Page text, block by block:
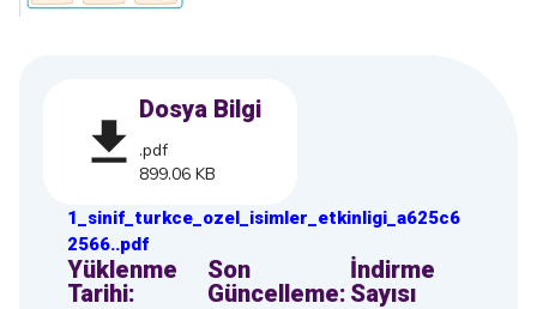
Dosya Bilgi
.pdf
899.06 KB
1_sinif_turkce_ozel_isimler_etkinligi_a625c6
2566..pdf
Yüklenme
Tarihi:
Son
Güncelleme:
İndirme
Sayısı